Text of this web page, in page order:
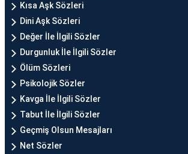
Kısa Aşk Sözleri
Dini Aşk Sözleri
Değer İle İlgili Sözler
Durgunluk İle İlgili Sözler
Ölüm Sözleri
Psikolojik Sözler
Kavga İle İlgili Sözler
Tabut İle İlgili Sözler
Geçmiş Olsun Mesajları
Net Sözler